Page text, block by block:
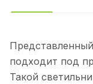
подходит под
Такой